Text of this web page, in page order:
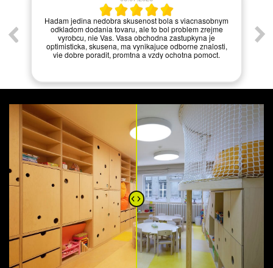
Hadam jedina nedobra skusenost bola s viacnasobnym
odkladom dodania tovaru, ale to bol problem zrejme
vyrobcu, nie Vas. Vasa obchodna zastupkyna je
optimisticka, skusena, ma vynikajuce odborne znalosti,
vie dobre poradit, promtna a vzdy ochotna pomoct.